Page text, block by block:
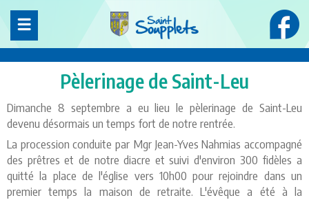
Pèlerinage de Saint-Leu
Dimanche 8 septembre a eu lieu le pèlerinage de Saint-Leu
devenu désormais un temps fort de notre rentrée.
La procession conduite par Mgr Jean-Yves Nahmias accompagné
des prêtres et de notre diacre et suivi d'environ 300 fidèles a
quitté la place de l'église vers 10h00 pour rejoindre dans un
premier temps la maison de retraite. L'évêque a été à la
Panneau de gestion des cookies